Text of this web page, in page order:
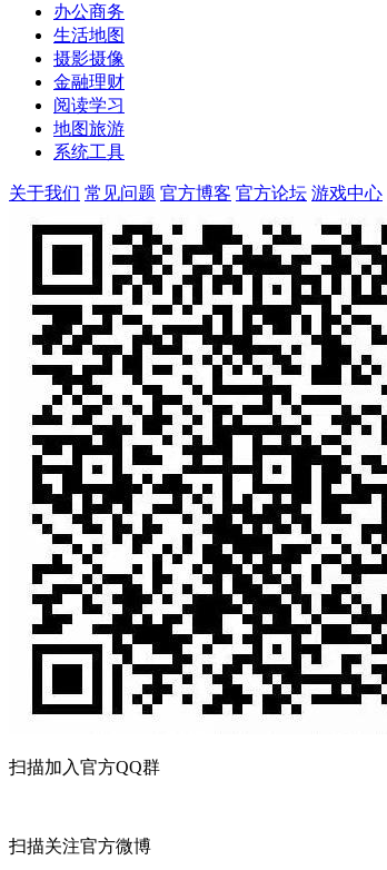
办公商务
生活地图
摄影摄像
金融理财
阅读学习
地图旅游
系统工具
关于我们 常见问题 官方博客 官方论坛 游戏中心
扫描加入官方QQ群
扫描关注官方微博